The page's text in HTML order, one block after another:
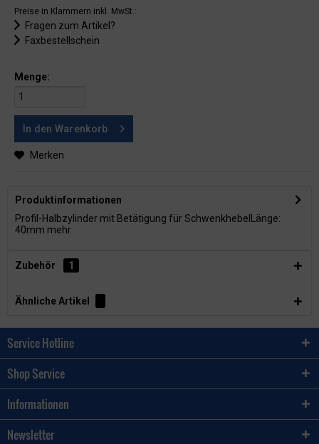
Preise in Klammern inkl. MwSt.:
Fragen zum Artikel?
Faxbestellschein
Menge:
In den Warenkorb
Merken
Produktinformationen
Profil-Halbzylinder mit Betätigung für SchwenkhebelLänge:
40mm mehr
Zubehör 1
Ähnliche Artikel
Service Hotline
Shop Service
Informationen
Newsletter